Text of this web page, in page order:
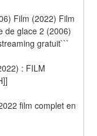
Film (2022) Film
de glace 2 (2006)
gratuit```
: FILM
film complet en